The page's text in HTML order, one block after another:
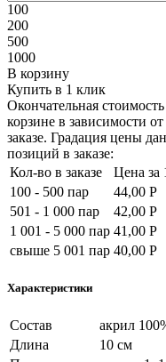
100
200
500
1000
В корзину
Купить в 1 клик
Окончательная
корзине в зависимости
заказе. Градация цены
позиций в заказе:
Кол-во в заказе
Цена за
100 - 500 пар
44,00 Р
501 - 1 000 пар
42,00 Р
1 001 - 5 000 пар 41,00 Р
свыше 5 001 пар 40,00 Р
Характеристики
Состав
акрил
Длина
10 см